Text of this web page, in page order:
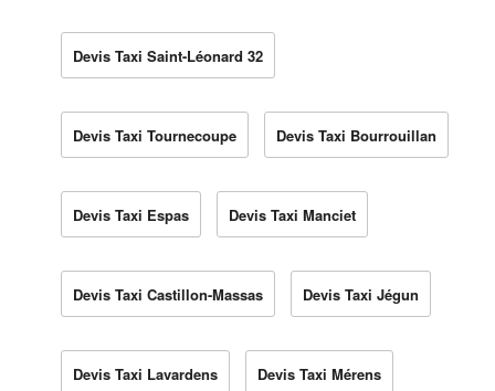
Devis Taxi Saint-Léonard 32
Devis Taxi Tournecoupe Devis Taxi Bourrouillan
Devis Taxi Espas Devis Taxi Manciet
Devis Taxi Castillon-Massas Devis Taxi Jégun
Devis Taxi Lavardens Devis Taxi Mérens